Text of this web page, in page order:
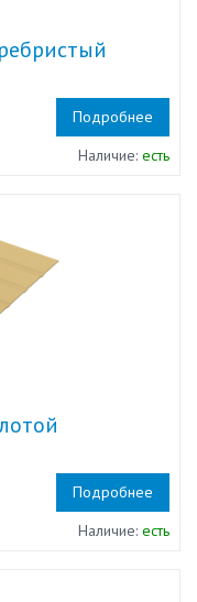
Подробнее
Наличие: есть
Подробнее
Наличие: есть